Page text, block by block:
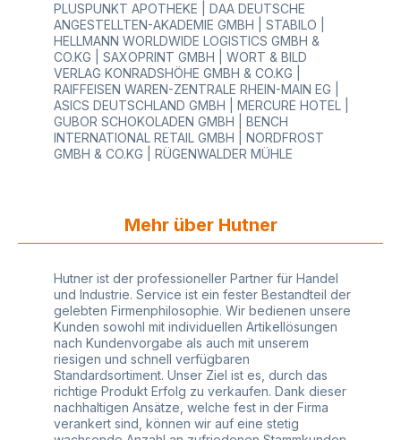
vektorisierte Druckdaten und alle Schriften in
Kurven konvertiert (z. B. vektorisierte PDF, EPS,
CDR, oder AI). Falls Sie keine vektorisierten Daten
haben, können wir Ihnen gerne, auf Anfrage,
kostengünstig bei der Datenerstellung helfen.
Nicht alle Druckmotive können im
Siebdruckverfahren realisiert werden. Ihre Daten
und Dateien senden Sie uns am besten per E-mail
zu, wir prüfen sie und erstellen Ihnen dann einen
Korrekturabzug zur Druckfreigabe bzw.
abweichen. Die Taschenfarbe kann je nach
Toleranzbereich. Druckbereich: Ideal sind Motive
mit einer Größe von ca. 30% Druckfläche, diese
wirken optisch sehr gut. Eine vollflächige
Bedruckung der ganzen Taschenseite ist im
Siebdruckverfahren leider nicht möglich -
druckfreie Abstände zum Rand müssen
berücksichtigt werden: - Henkelbereich: vom
oberen Taschenrand gemessen ca. 9 cm
druckfreier Abstand nach unten - Bodenbereich:
vom unteren Taschenrand gemessen ca. 3 cm
druckfreier Abstand nach oben - Seitenbereich:
PLUSPUNKT APOTHEKE | DAA DEUTSCHE
ANGESTELLTEN-AKADEMIE GMBH | STABILO |
HELLMANN WORLDWIDE LOGISTICS GMBH &
CO.KG | SAXOPRINT GMBH | WORT & BILD
VERLAG KONRADSHÖHE GMBH & CO.KG |
RAIFFEISEN WAREN-ZENTRALE RHEIN-MAIN EG |
ASICS DEUTSCHLAND GMBH | MERCURE HOTEL |
GUBOR SCHOKOLADEN GMBH | BENCH
INTERNATIONAL RETAIL GMBH | NORDFROST
GMBH & CO.KG | RÜGENWALDER MÜHLE
Mehr über Hutner
Hutner ist der professioneller Partner für Handel
und Industrie. Service ist ein fester Bestandteil der
gelebten Firmenphilosophie. Wir bedienen unsere
Kunden sowohl mit individuellen Artikellösungen
nach Kundenvorgabe als auch mit unserem
riesigen und schnell verfügbaren
Standardsortiment. Unser Ziel ist es, durch das
richtige Produkt Erfolg zu verkaufen. Dank dieser
nachhaltigen Ansätze, welche fest in der Firma
verankert sind, können wir auf eine stetig